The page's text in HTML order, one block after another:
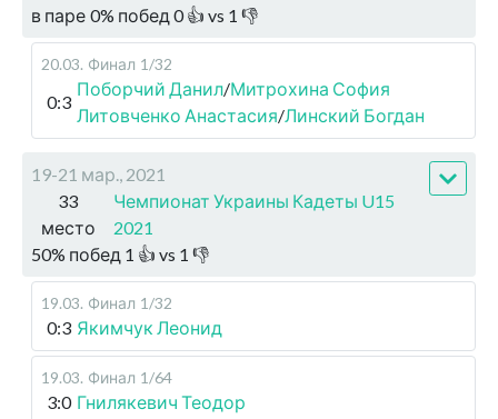
в паре 0% побед 0👍 vs 1 👎
20.03. Финал 1/32
0:3
Поборчий Данил/Митрохина София
Литовченко Анастасия/Линский Богдан
19-21 мар., 2021
33
место
Чемпионат Украины Кадеты U15
2021
50% побед 1 👍 vs 1 👎
19.03. Финал 1/32
0:3 Якимчук Леонид
19.03. Финал 1/64
3:0 Гнилякевич Теодор